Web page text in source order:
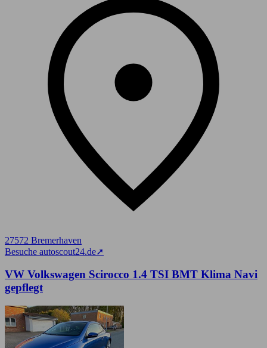
27572 Bremerhaven
Besuche autoscout24.de➚
VW Volkswagen Scirocco 1.4 TSI BMT Klima Navi
gepflegt